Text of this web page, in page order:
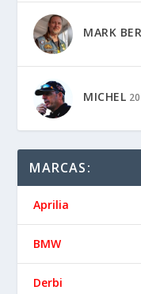
MARK
MICHEL
MARCAS:
Aprilia
BMW
Derbi